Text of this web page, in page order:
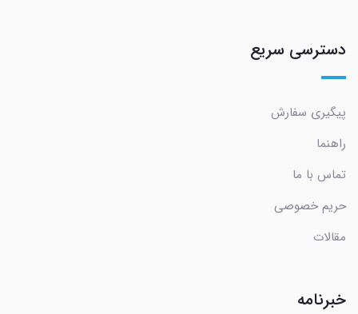
دسترسی سریع
پیگیری سفارش
راهنما
تماس با ما
حریم خصوصی
مقالات
خبرنامه